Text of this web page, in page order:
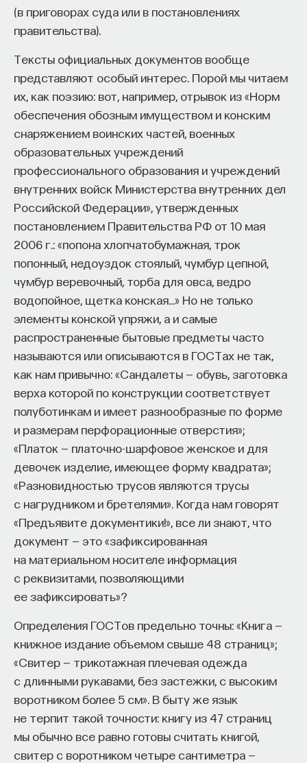
(в приговорах суда или в постановлениях
правительства).
Тексты официальных документов вообще
представляют особый интерес. Порой мы читаем
их, как поэзию: вот, например, отрывок из «Норм
обеспечения обозным имуществом и конским
снаряжением воинских частей, военных
образовательных учреждений
профессионального образования и учреждений
внутренних войск Министерства внутренних дел
Российской Федерации», утвержденных
постановлением Правительства РФ от 10 мая
2006 г.: «попона хлопчатобумажная, трок
попонный, недоуздок стоялый, чумбур цепной,
чумбур веревочный, торба для овса, ведро
водопойное, щетка конская…» Но не только
элементы конской упряжи, а и самые
распространенные бытовые предметы часто
называются или описываются в ГОСТах не так,
как нам привычно: «Сандалеты — обувь, заготовка
верха которой по конструкции соответствует
полуботинкам и имеет разнообразные по форме
и размерам перфорационные отверстия»;
«Платок — платочно-шарфовое женское и для
девочек изделие, имеющее форму квадрата»;
«Разновидностью трусов являются трусы
с нагрудником и бретелями». Когда нам говорят
«Предъявите документики!», все ли знают, что
документ — это «зафиксированная
на материальном носителе информация
с реквизитами, позволяющими
ее зафиксировать»?
Определения ГОСТов предельно точны: «Книга —
книжное издание объемом свыше 48 страниц»;
«Свитер — трикотажная плечевая одежда
с длинными рукавами, без застежки, с высоким
воротником более 5 см». В быту же язык
не терпит такой точности: книгу из 47 страниц
мы обычно все равно готовы считать книгой,
свитер с воротником четыре сантиметра —
достоверных сведений у нас об этом нет.
называть естественно-научным, и это тоже очень
серьезное представление. Когда мы говорим
о теории так называемого Большого взрыва,
то чем не прообраз для этой теории греческое
представление о хаосе: вот эта пасть страшная
раскрывается, возникает пространство и время.
Не есть ли это раннее представление о Большом
взрыве? Само это представление о Большом
взрыве как о событии тоже несет
мифологические черты, потому что мы пытаемся
назвать обычным именем процесс, очень трудно
представимый с помощью обычных слов,
которыми мы пользуемся. Вот почему миф
оказывается в этой точке предтечей
естественно-научного знания и точных наук.
Все теории, о которых я говорил, или все
представления, — что такое вообще теория?
Теория — это созерцание. Это такой взгляд
на вещь, когда вещь говорит сама за себя.
Поэтому всякий теоретик хотел бы максимально
формализовать свою теорию, дать ей числовое
выражение, перевести ее из описательного языка
в язык или на язык, которым легко поделиться
с другими, потому что это знание максимально
формализовано. Это знание, которое можно
выразить в числе.
Тут же выясняем, что идея числа у греков —
не только у Платона, но и до Платона,
у Пифагора — это идея сакральная, это идея,
которая представлялась древним, тайным
знанием. Это в мифическом представлении
греков чистая мистика, то есть знание, к которому
можно приобщиться, только если ты посвящен.
Если ты становишься мистом, если ты осваиваешь
это таинственное знание недоступным для
других людей способом. Конечно, это прямо
противоположно современной науке,